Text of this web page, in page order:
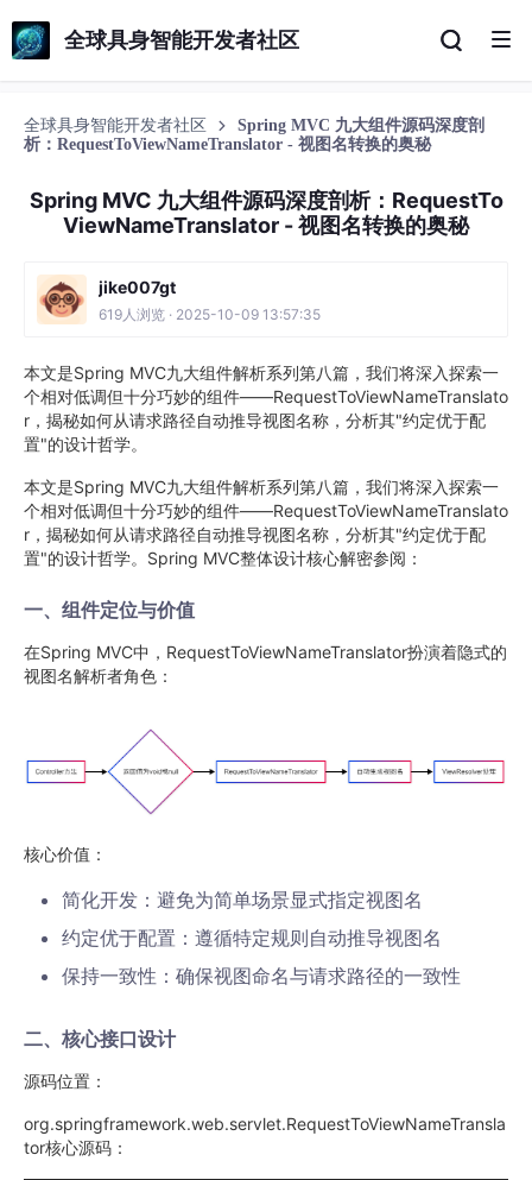
全球具身智能开发者社区
全球具身智能开发者社区
Spring MVC 九大组件源码深度剖
析：RequestToViewNameTranslator - 视图名转换的奥秘
Spring MVC 九大组件源码深度剖析：RequestTo
ViewNameTranslator - 视图名转换的奥秘
jike007gt
619人浏览 · 2025-10-09 13:57:35
本文是Spring MVC九大组件解析系列第八篇，我们将深入探索一
个相对低调但十分巧妙的组件——RequestToViewNameTranslato
r，揭秘如何从请求路径自动推导视图名称，分析其"约定优于配
置"的设计哲学。
本文是Spring MVC九大组件解析系列第八篇，我们将深入探索一
个相对低调但十分巧妙的组件——RequestToViewNameTranslato
r，揭秘如何从请求路径自动推导视图名称，分析其"约定优于配
置"的设计哲学。Spring MVC整体设计核心解密参阅：
一、组件定位与价值
在Spring MVC中，RequestToViewNameTranslator扮演着隐式的
视图名解析者角色：
核心价值：
简化开发：避免为简单场景显式指定视图名
约定优于配置：遵循特定规则自动推导视图名
保持一致性：确保视图命名与请求路径的一致性
二、核心接口设计
源码位置：
org.springframework.web.servlet.RequestToViewNameTransla
tor核心源码：